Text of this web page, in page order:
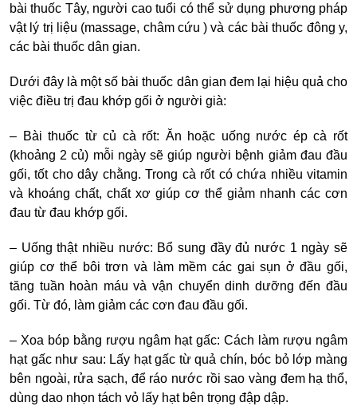
bài thuốc Tây, người cao tuổi có thể sử dụng phương pháp
vật lý trị liệu (massage, châm cứu ) và các bài thuốc đông y,
các bài thuốc dân gian.
Dưới đây là một số bài thuốc dân gian đem lại hiệu quả cho
việc điều trị đau khớp gối ở người già:
– Bài thuốc từ củ cà rốt: Ăn hoặc uống nước ép cà rốt
(khoảng 2 củ) mỗi ngày sẽ giúp người bệnh giảm đau đầu
gối, tốt cho dây chằng. Trong cà rốt có chứa nhiều vitamin
và khoáng chất, chất xơ giúp cơ thể giảm nhanh các cơn
đau từ đau khớp gối.
– Uống thật nhiều nước: Bổ sung đầy đủ nước 1 ngày sẽ
giúp cơ thể bôi trơn và làm mềm các gai sụn ở đầu gối,
tăng tuần hoàn máu và vận chuyển dinh dưỡng đến đầu
gối. Từ đó, làm giảm các cơn đau đầu gối.
– Xoa bóp bằng rượu ngâm hạt gấc: Cách làm rượu ngâm
hạt gấc như sau: Lấy hạt gấc từ quả chín, bóc bỏ lớp màng
bên ngoài, rửa sạch, để ráo nước rồi sao vàng đem hạ thổ,
dùng dao nhọn tách vỏ lấy hạt bên trọng đập dập.